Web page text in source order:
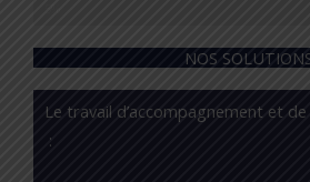
NOS
Le travail d’accompagnement et
: